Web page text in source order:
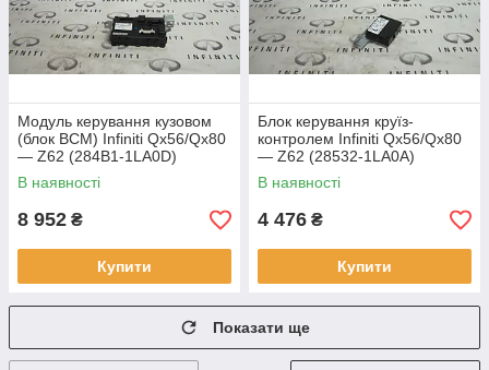
Модуль керування кузовом
(блок BCM) Infiniti Qx56/Qx80
— Z62 (284B1-1LA0D)
В наявності
8 952 ₴
Купити
Блок керування круїз-
контролем Infiniti Qx56/Qx80
— Z62 (28532-1LA0A)
В наявності
4 476 ₴
Купити
Показати ще